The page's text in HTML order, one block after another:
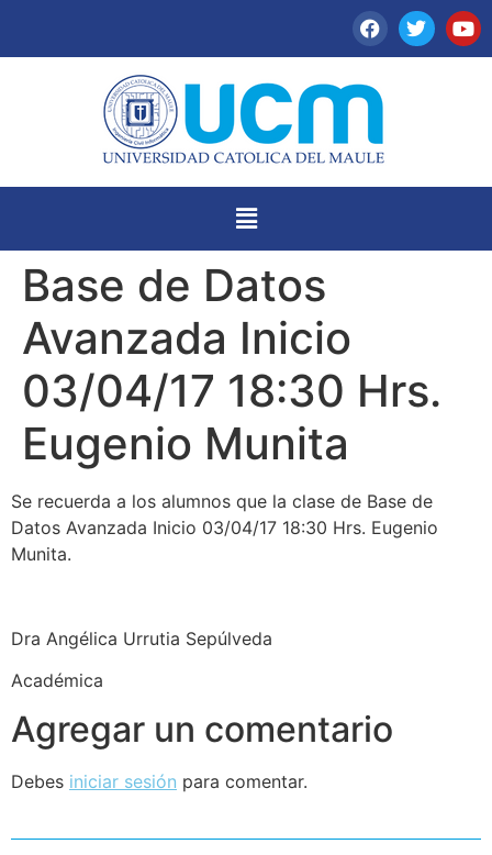
Base de Datos
Avanzada Inicio
03/04/17 18:30 Hrs.
Eugenio Munita
Se recuerda a los alumnos que la clase de Base de
Datos Avanzada Inicio 03/04/17 18:30 Hrs. Eugenio
Munita.
Dra Angélica Urrutia Sepúlveda
Académica
Agregar un comentario
Debes iniciar sesión para comentar.